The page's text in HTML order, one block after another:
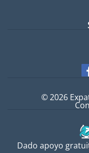
Dado apoyo
© 2026